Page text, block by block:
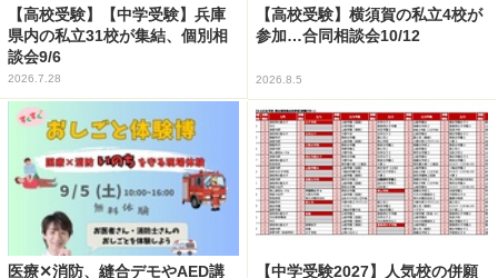
【高校受験】【中学受験】兵庫
県内の私立31校が集結、個別相
談会9/6
2026.7.28
【高校受験】横須賀の私立4校が
参加…合同相談会10/12
2026.8.5
医療✕消防、縫合デモやAED講
【中学受験2027】人気校の併願